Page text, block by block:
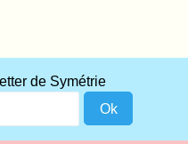
de Symétrie